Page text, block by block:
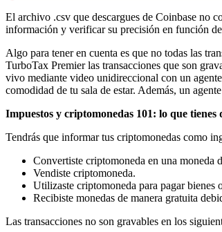
El archivo .csv que descargues de Coinbase no
información y verificar su precisión en función
Algo para tener en cuenta es que no todas las
TurboTax Premier las transacciones que son
vivo mediante video unidireccional con un
comodidad de tu sala de estar. Además, un
Impuestos y criptomonedas 101: lo que tienes
Tendrás que informar tus criptomonedas como
Convertiste criptomoneda en una moneda
Vendiste criptomoneda.
Utilizaste criptomoneda para pagar bienes
Recibiste monedas de manera gratuita
Las transacciones no son gravables en los